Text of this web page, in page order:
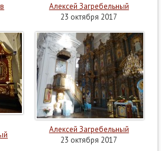
Алексей Загребельный
23 октября 2017
Алексей Загребельный
23 октября 2017